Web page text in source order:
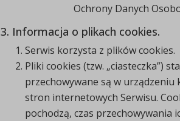
Ochrony Danych
3. Informacja o plikach cookies.
Serwis korzysta z plików cookies.
Pliki cookies (tzw. „ciasteczka”)
przechowywane są w
stron internetowych Serwisu.
pochodzą, czas przechowywania